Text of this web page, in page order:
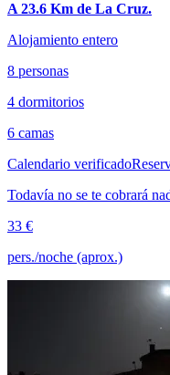
A 23.6 Km de La Cruz.
Alojamiento entero
8 personas
4 dormitorios
6 camas
Calendario verificado
Todavía no se te cobrará
33 €
pers./noche (aprox.)